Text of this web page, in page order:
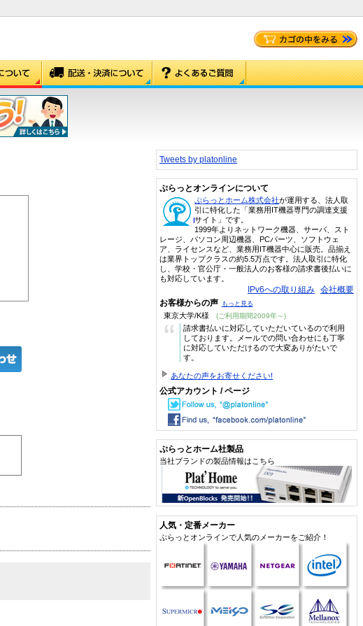
Tweets by platonline
ぷらっとオンラインについて
ぷらっとホーム株式会社が運用する、法人取
引に特化した「業務用IT機器専門の調達支援
サイト」です。
1999年よりネットワーク機器、サーバ、スト
レージ、パソコン周辺機器、PCパーツ、ソフトウェ
ア、ライセンスなど、業務用IT機器中心に販売。品揃え
は業界トップクラスの約5.5万点です。法人取引に特化
し、学校・官公庁・一般法人のお客様の請求書後払いに
も対応しています。
IPv6への取り組み 会社概要
お客様からの声 もっと見る
東京大学/K様 (ご利用期間2009年～)
“
請求書払いに対応していただいているので利用
しております。メールでの問い合わせにも丁寧
に対応していただけるので大変ありがたいで
す。
あなたの声をお寄せください!
公式アカウント / ページ
ぷらっとホーム社製品
当社ブランドの製品情報はこちら
人気・定番メーカー
ぷらっとオンラインで人気のメーカーをご紹介！